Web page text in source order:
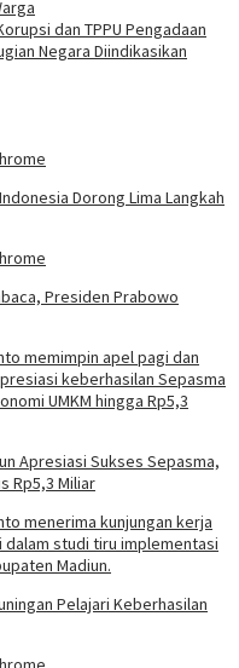
dan TPPU Pengadaan
Negara Diindikasikan
Dorong Lima Langkah
Presiden Prabowo
Apresiasi Sukses Sepasma,
Rp5,3 Miliar
Pelajari Keberhasilan